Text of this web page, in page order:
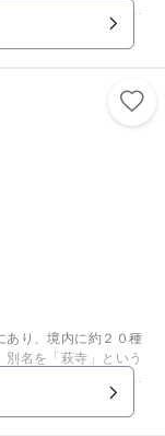
が、何故か臨時休業…
には凄い良いと思いま
あり、境内に約２０種
名を「萩寺」という
は８月下旬から９月
わせて訪れる方が多い
、参拝客に喜ばれて